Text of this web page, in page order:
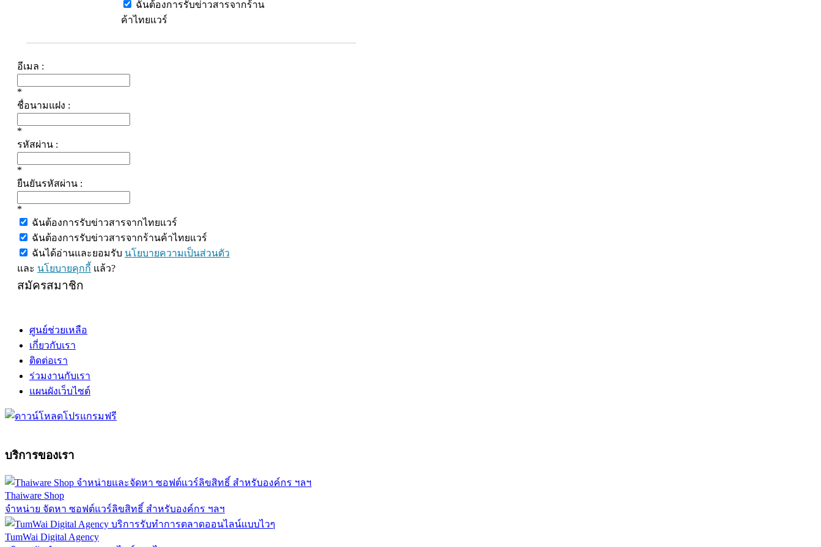
ฉันต้องการรับข่าวสารจากร้าน
ค้าไทยแวร์
อีเมล :
*
ชื่อนามแฝง :
*
รหัสผ่าน :
*
ยืนยันรหัสผ่าน :
*
ฉันต้องการรับข่าวสารจากไทยแวร์
ฉันต้องการรับข่าวสารจากร้านค้าไทยแวร์
ฉันได้อ่านและยอมรับ นโยบายความเป็นส่วนตัว
และ นโยบายคุกกี้ แล้ว?
สมัครสมาชิก
ศูนย์ช่วยเหลือ
เกี่ยวกับเรา
ติดต่อเรา
ร่วมงานกับเรา
แผนผังเว็บไซต์
บริการของเรา
Thaiware Shop
จำหน่าย จัดหา ซอฟต์แวร์ลิขสิทธิ์ สำหรับองค์กร ฯลฯ
TumWai Digital Agency